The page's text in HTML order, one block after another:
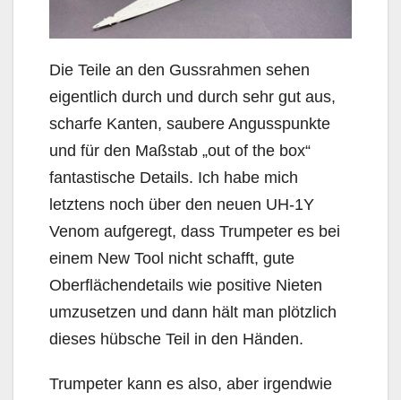
Die Teile an den Gussrahmen sehen
eigentlich durch und durch sehr gut aus,
scharfe Kanten, saubere Angusspunkte
und für den Maßstab „out of the box“
fantastische Details. Ich habe mich
letztens noch über den neuen UH-1Y
Venom aufgeregt, dass Trumpeter es bei
einem New Tool nicht schafft, gute
Oberflächendetails wie positive Nieten
umzusetzen und dann hält man plötzlich
dieses hübsche Teil in den Händen.
Trumpeter kann es also, aber irgendwie